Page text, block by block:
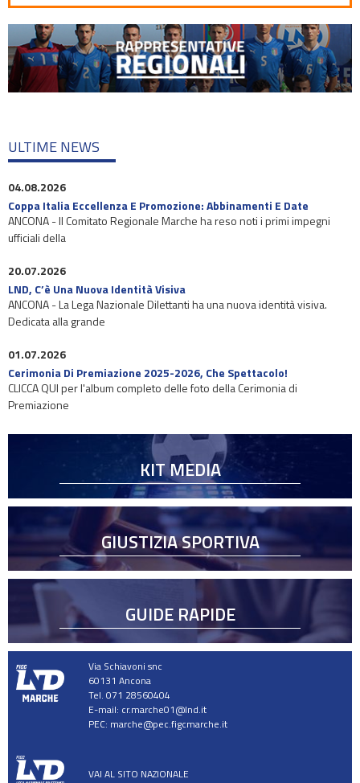
ULTIME NEWS
04.08.2026
Coppa Italia Eccellenza E Promozione: Abbinamenti E Date
ANCONA - Il Comitato Regionale Marche ha reso noti i primi impegni
ufficiali della
20.07.2026
LND, C’è Una Nuova Identità Visiva
ANCONA - La Lega Nazionale Dilettanti ha una nuova identità visiva.
Dedicata alla grande
01.07.2026
Cerimonia Di Premiazione 2025-2026, Che Spettacolo!
CLICCA QUI per l'album completo delle foto della Cerimonia di
Premiazione
KIT MEDIA
GIUSTIZIA SPORTIVA
GUIDE RAPIDE
Via Schiavoni snc
60131 Ancona
Tel. 071 28560404
E-mail: cr.marche01@lnd.it
PEC: marche@pec.figcmarche.it
VAI AL SITO NAZIONALE